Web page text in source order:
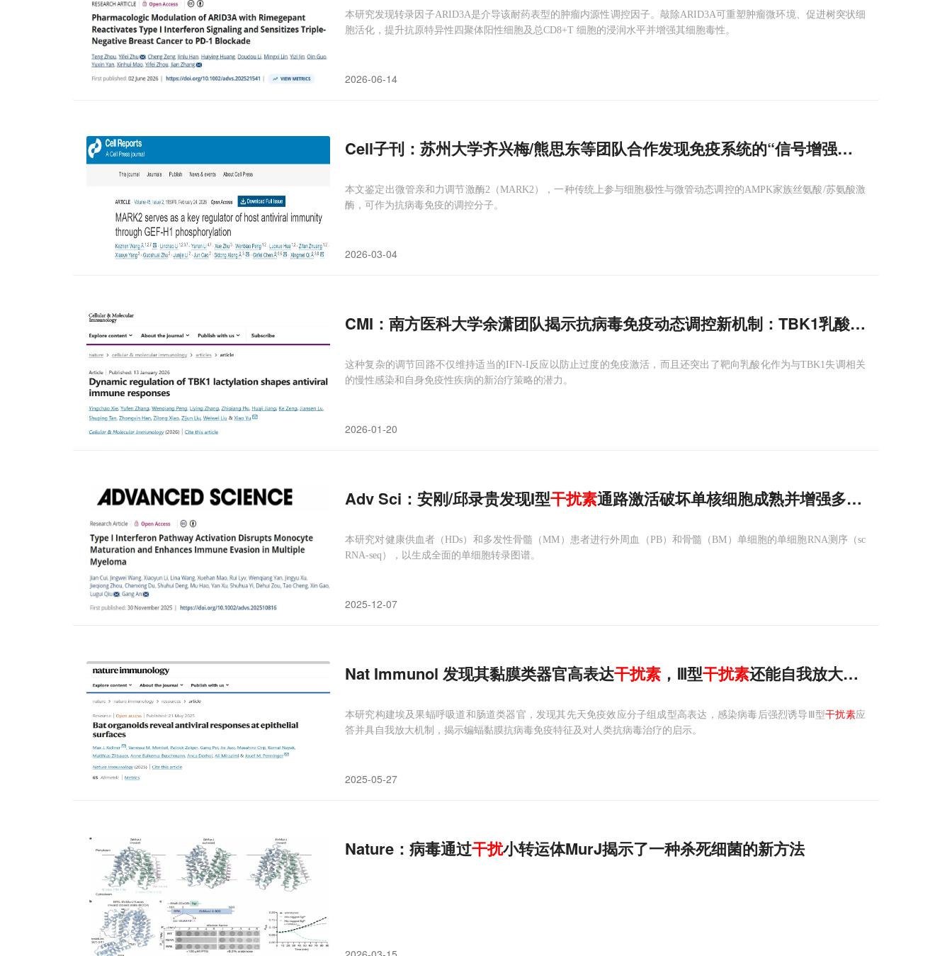
本研究发现转录因子ARID3A是介导该耐药表型的肿瘤内源性调控因子。敲除ARID3A可重塑肿瘤微环境、促进树突状细
胞活化，提升抗原特异性四聚体阳性细胞及总CD8+T 细胞的浸润水平并增强其细胞毒性。
2026-06-14
Cell子刊：苏州大学齐兴梅/熊思东等团队合作发现免疫系统的“信号增强器”，激酶
本文鉴定出微管亲和力调节激酶2（MARK2），一种传统上参与细胞极性与微管动态调控的AMPK家族丝氨酸/苏氨酸激
酶，可作为抗病毒免疫的调控分子。
2026-03-04
CMI：南方医科大学余潇团队揭示抗病毒免疫动态调控新机制：TBK1乳酸化与去乳酸化
这种复杂的调节回路不仅维持适当的IFN-I反应以防止过度的免疫激活，而且还突出了靶向乳酸化作为与TBK1失调相关
的慢性感染和自身免疫性疾病的新治疗策略的潜力。
2026-01-20
Adv Sci：安刚/邱录贵发现I型干扰素通路激活破坏单核细胞成熟并增强多发性骨髓瘤中
本研究对健康供血者（HDs）和多发性骨髓（MM）患者进行外周血（PB）和骨髓（BM）单细胞的单细胞RNA测序（sc
RNA-seq），以生成全面的单细胞转录图谱。
2025-12-07
Nat Immunol 发现其黏膜类器官高表达干扰素 ，Ⅲ型干扰素还能自我放大抗病毒！
本研究构建埃及果蝠呼吸道和肠道类器官，发现其先天免疫效应分子组成型高表达，感染病毒后强烈诱导Ⅲ型干扰素应
答并具自我放大机制，揭示蝙蝠黏膜抗病毒免疫特征及对人类抗病毒治疗的启示。
2025-05-27
Nature：病毒通过干扰小转运体MurJ揭示了一种杀死细菌的新方法